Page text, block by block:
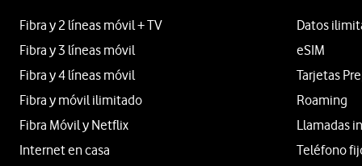
Fibra y 2 líneas móvil + TV
Fibra y 3 líneas móvil
Fibra y 4 líneas móvil
Fibra y móvil ilimitado
Fibra Móvil y Netflix
Internet en casa
Datos
eSIM
Tarjetas
Roaming
Llamadas
Teléfono